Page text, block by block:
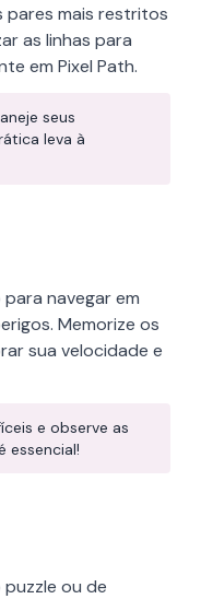
pares mais restritos
as linhas para
em Pixel Path.
seus
leva à
navegar em
Memorize os
sua velocidade e
e observe as
essencial!
ou de